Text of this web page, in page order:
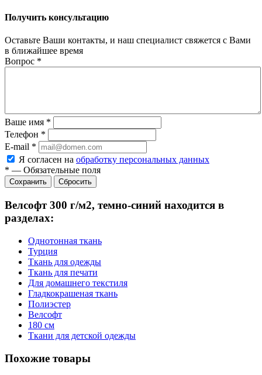
Получить консультацию
Оставьте Ваши контакты, и наш специалист свяжется с Вами
в ближайшее время
Вопрос *
Ваше имя *
Телефон *
E-mail *
Я согласен на обработку персональных данных
* — Обязательные поля
Сбросить
Велсофт 300 г/м2, темно-синий находится в
разделах:
Однотонная ткань
Турция
Ткань для одежды
Ткань для печати
Для домашнего текстиля
Гладкокрашеная ткань
Полиэстер
Велсофт
180 см
Ткани для детской одежды
Похожие товары